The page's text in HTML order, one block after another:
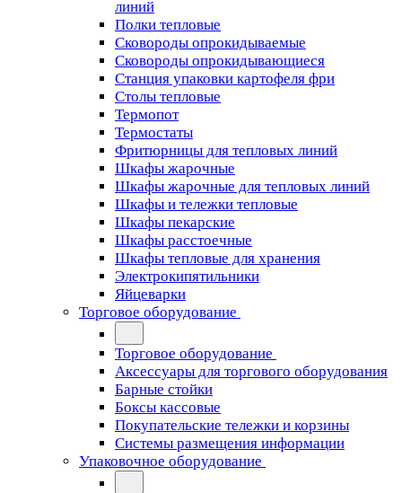
линий
Полки тепловые
Сковороды опрокидываемые
Сковороды опрокидывающиеся
Станция упаковки картофеля фри
Столы тепловые
Термопот
Термостаты
Фритюрницы для тепловых линий
Шкафы жарочные
Шкафы жарочные для тепловых линий
Шкафы и тележки тепловые
Шкафы пекарские
Шкафы расстоечные
Шкафы тепловые для хранения
Электрокипятильники
Яйцеварки
Торговое оборудование
Торговое оборудование
Аксессуары для торгового оборудования
Барные стойки
Боксы кассовые
Покупательские тележки и корзины
Системы размещения информации
Упаковочное оборудование